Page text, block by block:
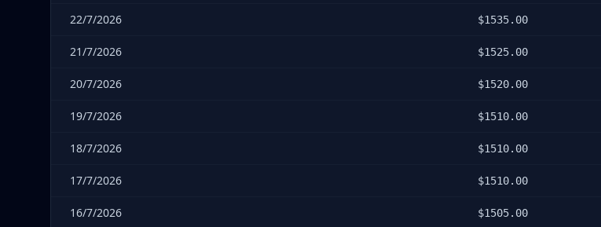
22/7/2026 $1535.00
21/7/2026 $1525.00
20/7/2026 $1520.00
19/7/2026 $1510.00
18/7/2026 $1510.00
17/7/2026 $1510.00
16/7/2026 $1505.00